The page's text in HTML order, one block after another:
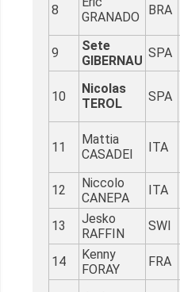
8
GRANADO
BRA
9
Sete
GIBERNAU
SPA
10
Nicolas
TEROL
SPA
11
Mattia
CASADEI
ITA
12
Niccolo
CANEPA
ITA
13
Jesko
RAFFIN
SWI
14
Kenny
FORAY
FRA